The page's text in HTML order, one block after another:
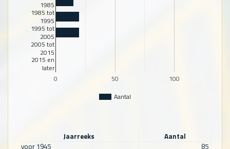
Aantal
0 50 100
1985
1985 tot
1995
1995 tot
2005
2005 tot
2015
2015 en
later
Jaarreeks
Aantal
voor 1945
85